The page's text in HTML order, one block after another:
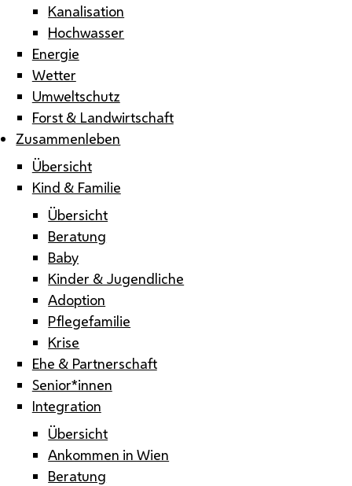
Kanalisation
Hochwasser
Energie
Wetter
Umweltschutz
Forst & Landwirtschaft
Zusammenleben
Übersicht
Kind & Familie
Übersicht
Beratung
Baby
Kinder & Jugendliche
Adoption
Pflegefamilie
Krise
Ehe & Partnerschaft
Senior*innen
Integration
Übersicht
Ankommen in Wien
Beratung